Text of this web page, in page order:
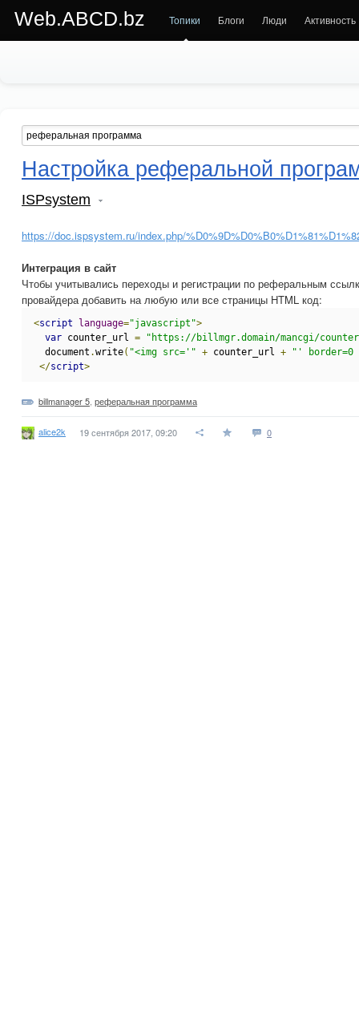
Web.ABCD.bz Топики Блоги Люди Активность
Настройка реферальной
ISPsystem
https://doc.ispsystem.ru/index.php/
Интеграция в сайт
Чтобы учитывались переходы и регистрации по реферальным
провайдера добавить на любую или все страницы HTML код:
<script language="javascript">
var counter_url =
"https://billmgr.domain/mancgi/
document .write( "<img src='" + counter_url +
"' border=0
</script>
billmanager 5 реферальная программа
alice2k 19 сентября 2017, 09:20 0